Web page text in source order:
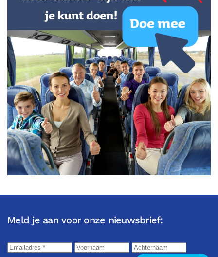
Meld je aan voor onze nieuwsbrief: